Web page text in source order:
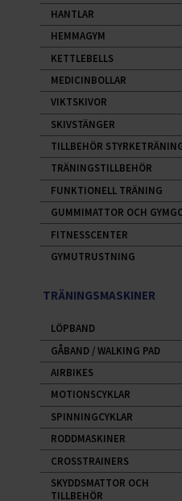
HANTLAR
HEMMAGYM
KETTLEBELLS
MEDICINBOLLAR
VIKTSKIVOR
SKIVSTÄNGER
TILLBEHÖR
TRÄNINGSTILLBEHÖR
FUNKTIONELL TRÄNING
GUMMIMATTOR OCH
FITNESSCENTER
GYMUTRUSTNING
TRÄNINGSMASKINER
LÖPBAND
GÅBAND / WALKING PAD
AIRBIKES
MOTIONSCYKLAR
SPINNINGCYKLAR
RODDMASKINER
CROSSTRAINERS
SKYDDSMATTOR OCH
TILLBEHÖR